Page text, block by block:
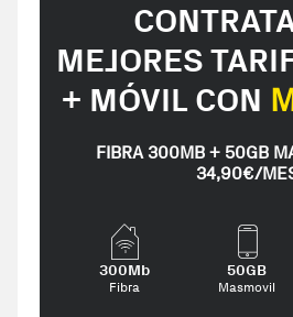
MEJORES
+ MÓVIL CON
FIBRA 300MB + 50GB
34,90€/
300Mb
Fibra
50GB
Masmovil